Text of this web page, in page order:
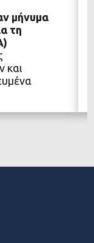
μήνυμα
τη
και